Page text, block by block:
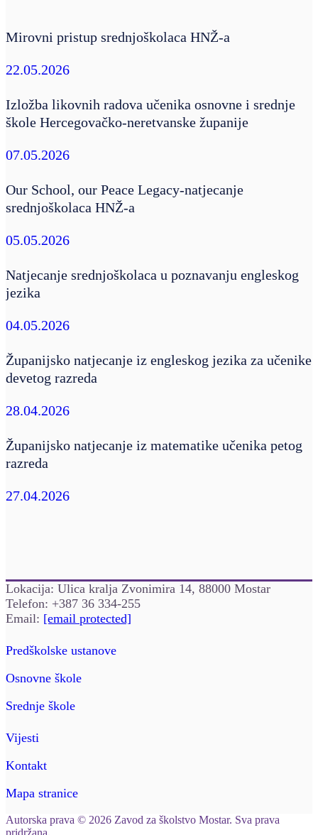
Mirovni pristup srednjoškolaca HNŽ-a
22.05.2026
Izložba likovnih radova učenika osnovne i srednje
škole Hercegovačko-neretvanske županije
07.05.2026
Our School, our Peace Legacy-natjecanje
srednjoškolaca HNŽ-a
05.05.2026
Natjecanje srednjoškolaca u poznavanju engleskog
jezika
04.05.2026
Županijsko natjecanje iz engleskog jezika za učenike
devetog razreda
28.04.2026
Županijsko natjecanje iz matematike učenika petog
razreda
27.04.2026
Lokacija: Ulica kralja Zvonimira 14, 88000 Mostar
Telefon: +387 36 334-255
Email: [email protected]
Predškolske ustanove
Osnovne škole
Srednje škole
Vijesti
Kontakt
Mapa stranice
Autorska prava © 2026 Zavod za školstvo Mostar. Sva prava
pridržana.